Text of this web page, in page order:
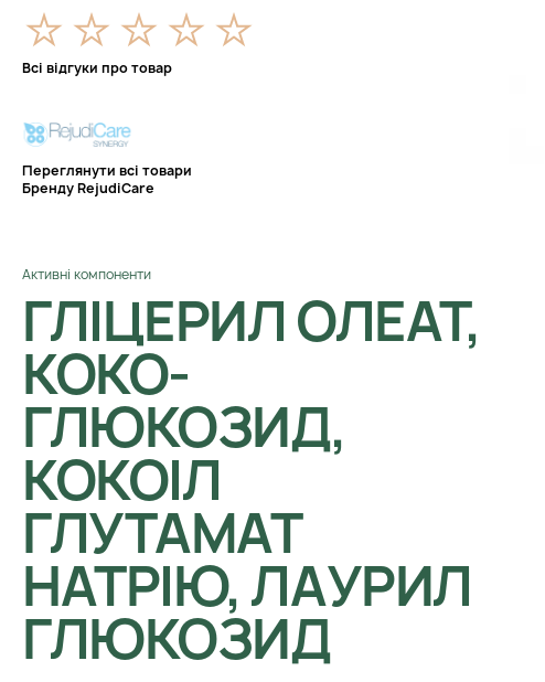
Всі відгуки про товар
Переглянути всі товари
Бренду RejudiCare
Активні компоненти
ГЛІЦЕРИЛ ОЛЕАТ,
КОКО-
ГЛЮКОЗИД,
КОКОІЛ
ГЛУТАМАТ
НАТРІЮ, ЛАУРИЛ
ГЛЮКОЗИД